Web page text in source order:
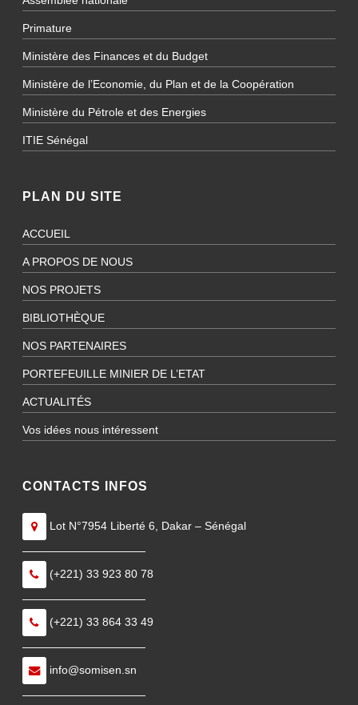
Primature
Ministère des Finances et du Budget
Ministère de l’Economie, du Plan et de la Coopération
Ministère du Pétrole et des Energies
ITIE Sénégal
PLAN DU SITE
ACCUEIL
A PROPOS DE NOUS
NOS PROJETS
BIBLIOTHÈQUE
NOS PARTENAIRES
PORTEFEUILLE MINIER DE L’ETAT
ACTUALITÉS
Vos idées nous intéressent
CONTACTS INFOS
Lot N°7954 Liberté 6, Dakar – Sénégal
———————————
(+221) 33 923 80 78
———————————
(+221) 33 864 33 49
———————————
info@somisen.sn
———————————